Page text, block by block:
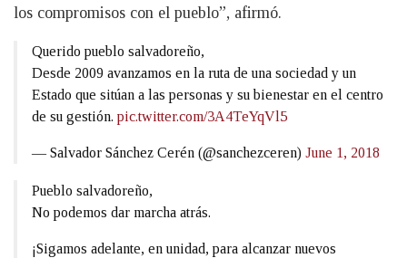
los compromisos con el pueblo”, afirmó.
Querido pueblo salvadoreño,
Desde 2009 avanzamos en la ruta de una sociedad y un
Estado que sitúan a las personas y su bienestar en el centro
de su gestión. pic.twitter.com/3A4TeYqVl5
— Salvador Sánchez Cerén (@sanchezceren) June 1, 2018
Pueblo salvadoreño,
No podemos dar marcha atrás.
¡Sigamos adelante, en unidad, para alcanzar nuevos